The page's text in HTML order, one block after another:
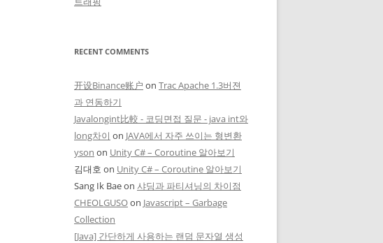
RECENT COMMENTS
开设Binance账户 on Trac Apache 1.3버젼
과 연동하기
Javalongint比較 - 코딩면접 질문 - java int와
long차이 on JAVA에서 자주 쓰이는 형변환
yson on Unity C# – Coroutine 알아보기
김대호 on Unity C# – Coroutine 알아보기
Sang Ik Baeon 샤딩과 파티셔닝의 차이점
CHEOLGUSOon Javascript – Garbage
Collection
[Java] 간단하게 사용하는 랜덤 문자열 생성